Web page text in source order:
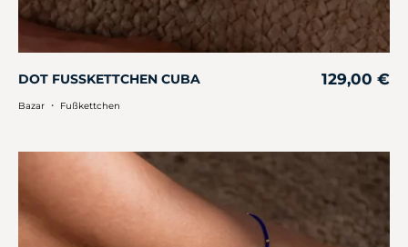
DOT FUSSKETTCHEN CUBA 129,00 €
Bazar ・ Fußkettchen